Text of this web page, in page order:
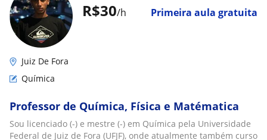
R$30/h Primeira aula gratuita
Juiz De Fora
Química
Professor de Química, Física e Matématica
Sou licenciado (-) e mestre (-) em Química pela Universidade
Federal de Juiz de Fora (UFJF), onde atualmente também curso